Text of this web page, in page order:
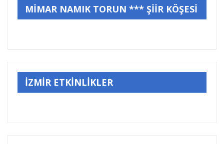
MİMAR NAMIK TORUN *** ŞİİR KÖŞESİ
İZMİR ETKİNLİKLER